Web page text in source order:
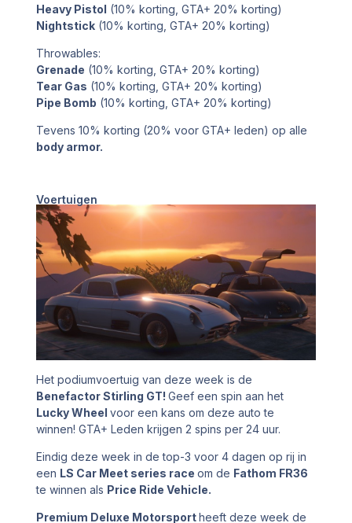
Heavy Pistol (10% korting, GTA+ 20% korting)
Nightstick (10% korting, GTA+ 20% korting)
Throwables:
Grenade (10% korting, GTA+ 20% korting)
Tear Gas (10% korting, GTA+ 20% korting)
Pipe Bomb (10% korting, GTA+ 20% korting)
Tevens 10% korting (20% voor GTA+ leden) op alle
body armor.
Voertuigen
Het podiumvoertuig van deze week is de
Benefactor Stirling GT!Geef een spin aan het
Lucky Wheelvoor een kans om deze auto te
winnen! GTA+ Leden krijgen 2 spins per 24 uur.
Eindig deze week in de top-3 voor 4 dagen op rij in
een LS Car Meet series raceom de Fathom FR36
te winnen als Price Ride Vehicle.
Premium Deluxe Motorsportheeft deze week de